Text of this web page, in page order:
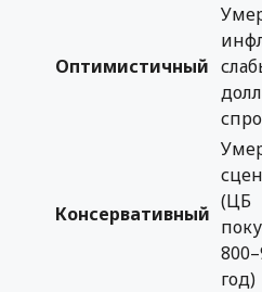
Оптимистичный
Консервативный
(ЦБ
год)